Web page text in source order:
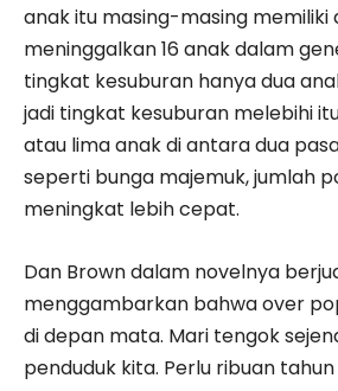
anak itu masing-masing memiliki
meninggalkan 16 anak dalam
tingkat kesuburan hanya dua
jadi tingkat kesuburan melebihi
atau lima anak di antara dua
seperti bunga majemuk, jumlah
meningkat lebih cepat.
Dan Brown dalam novelnya
menggambarkan bahwa over
di depan mata. Mari tengok
penduduk kita. Perlu ribuan